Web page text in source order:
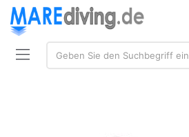
Suche:
Geben Sie den Suchbegriff ein